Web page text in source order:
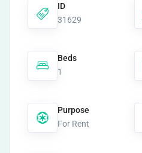
ID
31629
Beds
1
Purpose
For Rent